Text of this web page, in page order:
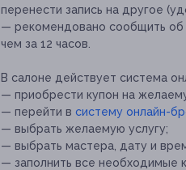
перенести запись на другое
— рекомендовано сообщить об
чем за 12 часов.
В салоне действует система
— ⁠приобрести купон на
— ⁠перейти в систему онлайн-
— ⁠выбрать желаемую услугу;
— ⁠выбрать мастера, дату и
—⁠ ⁠заполнить все необходимые